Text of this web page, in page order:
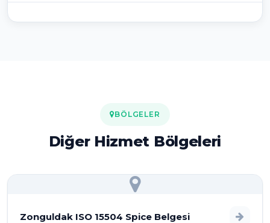
BÖLGELER
Diğer Hizmet Bölgeleri
Zonguldak ISO 15504 Spice Belgesi